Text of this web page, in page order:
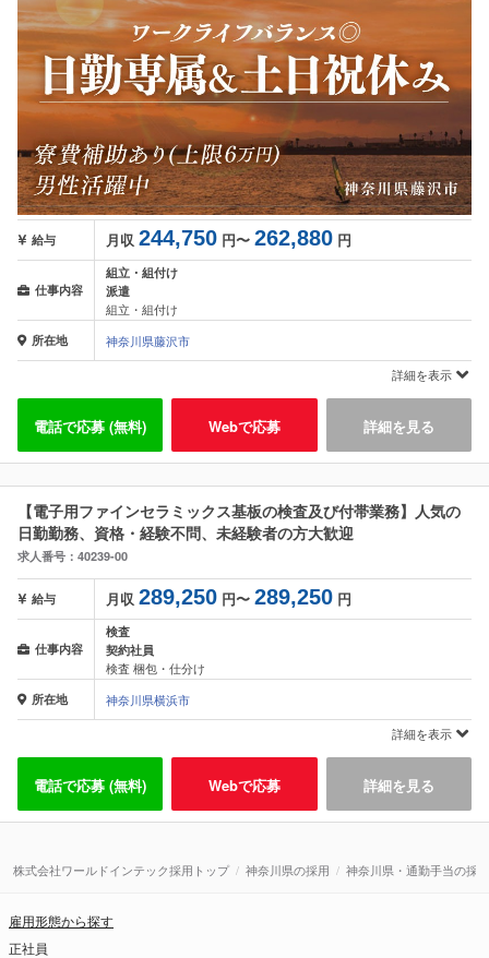
給与 月収 244,750 円〜 262,880 円
仕事内容
組立・組付け
派遣
組立・組付け
所在地
神奈川県藤沢市
詳細を表示
電話で応募 (無料) Webで応募 詳細を見る
【電子用ファインセラミックス基板の検査及び付帯業務】人気の
日勤勤務、資格・経験不問、未経験者の方大歓迎
求人番号：40239-00
給与 月収 289,250 円〜 289,250 円
仕事内容
検査
契約社員
検査 梱包・仕分け
所在地
神奈川県横浜市
詳細を表示
電話で応募 (無料) Webで応募 詳細を見る
株式会社ワールドインテック採用トップ 神奈川県の採用 神奈川県・通勤手当の採用
雇用形態から探す
正社員